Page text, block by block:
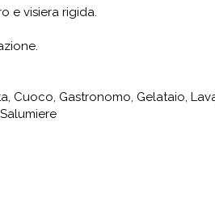
e visiera rigida.
Cuoco, Gastronomo, Gelataio,